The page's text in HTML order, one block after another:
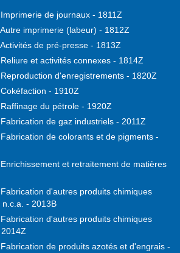
de journaux - 1811Z
imprimerie (labeur) - 1812Z
de pré-presse - 1813Z
et activités connexes - 1814Z
d'enregistrements - 1820Z
- 1910Z
du pétrole - 1920Z
de gaz industriels - 2011Z
de colorants et de pigments -
et retraitement de matières
d'autres produits chimiques
- 2013B
d'autres produits chimiques
de produits azotés et d'engrais -